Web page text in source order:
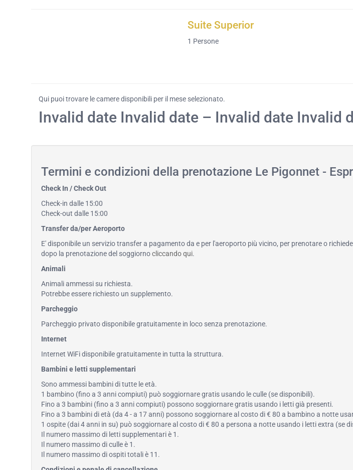
Suite Superior
1 Persone
Qui puoi trovare le camere disponibili per il mese selezionato.
Invalid date Invalid date – Invalid date Invalid
Termini e condizioni della prenotazione Le Pigonnet -
Check In / Check Out
Check-in dalle 15:00
Check-out dalle 15:00
Transfer da/per Aeroporto
E' disponibile un servizio transfer a pagamento da e per l'aeroporto più vicino, per prenotare o
dopo la prenotazione del soggiornocliccando qui.
Animali
Animali ammessi su richiesta.
Potrebbe essere richiesto un supplemento.
Parcheggio
Parcheggio privato disponibile gratuitamente in loco senza prenotazione.
Internet
Internet WiFi disponibile gratuitamente in tutta la struttura.
Bambini e letti supplementari
Sono ammessi bambini di tutte le età.
1 bambino (fino a 3 anni compiuti) può soggiornare gratis usando le culle (se disponibili).
Fino a 3 bambini (fino a 3 anni compiuti) possono soggiornare gratis usando i letti già presenti.
Fino a 3 bambini di età (da 4 - a 17 anni) possono soggiornare al costo di € 80 a bambino a notte
1 ospite (dai 4 anni in su) può soggiornare al costo di € 80 a persona a notte usando i letti extra (se
Il numero massimo di letti supplementari è 1.
Il numero massimo di culle è 1.
Il numero massimo di ospiti totali è 11.